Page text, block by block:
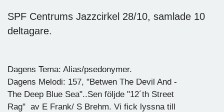
SPF Centrums Jazzcirkel 28/10, samlade 10
deltagare.
Dagens Tema: Alias/psedonymer.
Dagens Melodi: 157, "Betwen The Devil And -
The Deep Blue Sea"..Sen följde "12´th Street
Rag" av E Frank/ S Brehm. Vi fick lyssna till